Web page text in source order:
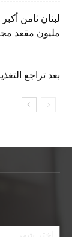
لبنان ثامن
مليون مقعد
بعد تراجع
الأرشيف